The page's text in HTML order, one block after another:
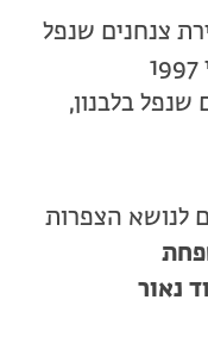
צנחנים שנפל
שנפל בלבנון,
לנושא הצפרות
נאור